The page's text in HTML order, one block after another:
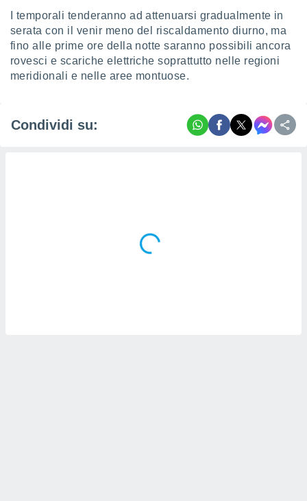
I temporali tenderanno ad attenuarsi gradualmente in
serata con il venir meno del riscaldamento diurno, ma
fino alle prime ore della notte saranno possibili ancora
rovesci e scariche elettriche soprattutto nelle regioni
meridionali e nelle aree montuose.
Condividi su: